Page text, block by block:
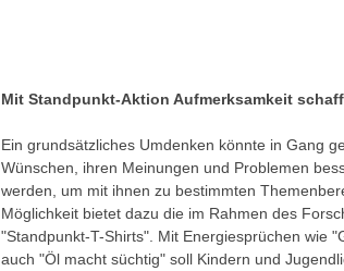
Mit Standpunkt-Aktion Aufmerksamkeit
Ein grundsätzliches Umdenken könnte in Gang
Wünschen, ihren Meinungen und Problemen
werden, um mit ihnen zu bestimmten
Möglichkeit bietet dazu die im Rahmen des
"Standpunkt-T-Shirts". Mit Energiesprüchen wie
auch "Öl macht süchtig" soll Kindern und